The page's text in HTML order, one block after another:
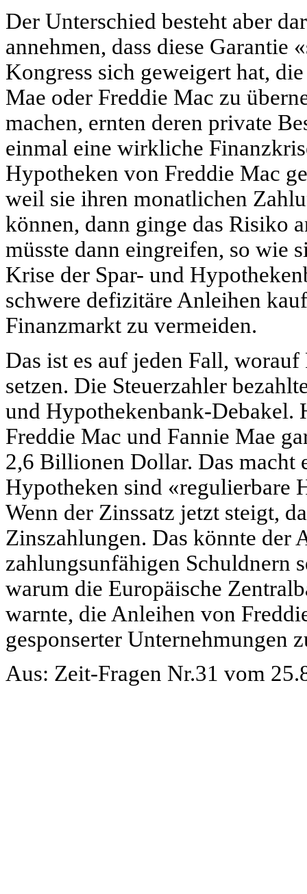
Der Unterschied besteht aber
annehmen, dass diese
Kongress sich geweigert hat,
Mae oder Freddie Mac zu
machen, ernten deren private
einmal eine wirkliche
Hypotheken von Freddie Mac
weil sie ihren monatlichen
können, dann ginge das Risiko
müsste dann eingreifen, so wie
Krise der Spar- und
schwere defizitäre Anleihen
Finanzmarkt zu vermeiden.
Das ist es auf jeden Fall,
setzen. Die Steuerzahler
und Hypothekenbank-Debakel.
Freddie Mac und Fannie Mae
2,6 Billionen Dollar. Das macht
Hypotheken sind «regulierbare
Wenn der Zinssatz jetzt steigt,
Zinszahlungen. Das könnte der
zahlungsunfähigen Schuldnern
warum die Europäische
warnte, die Anleihen von
gesponserter Unternehmungen
Aus: Zeit-Fragen Nr.31 vom